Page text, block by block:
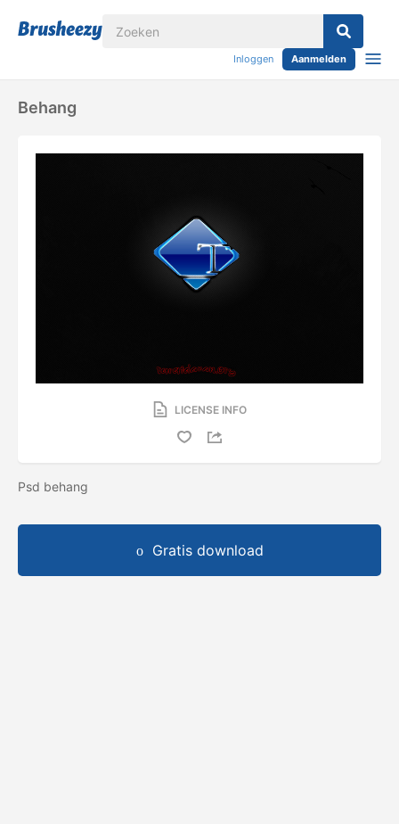
Inloggen Aanmelden
Behang
LICENSE INFO
Psd behang
Gratis download